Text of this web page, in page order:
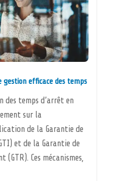
gestion efficace des temps
des temps d’arrêt en
sur la
de la Garantie de
et de la Garantie de
(GTR). Ces mécanismes,